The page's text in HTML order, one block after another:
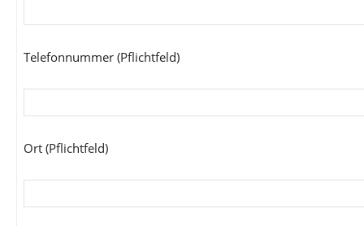
Telefonnummer (Pflichtfeld)
Ort (Pflichtfeld)